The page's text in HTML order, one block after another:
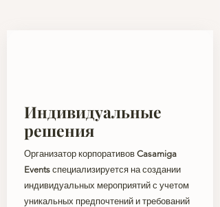
Индивидуальные
решения
Организатор корпоративов Casamiga
Events специализируется на создании
индивидуальных мероприятий с учетом
уникальных предпочтений и требований